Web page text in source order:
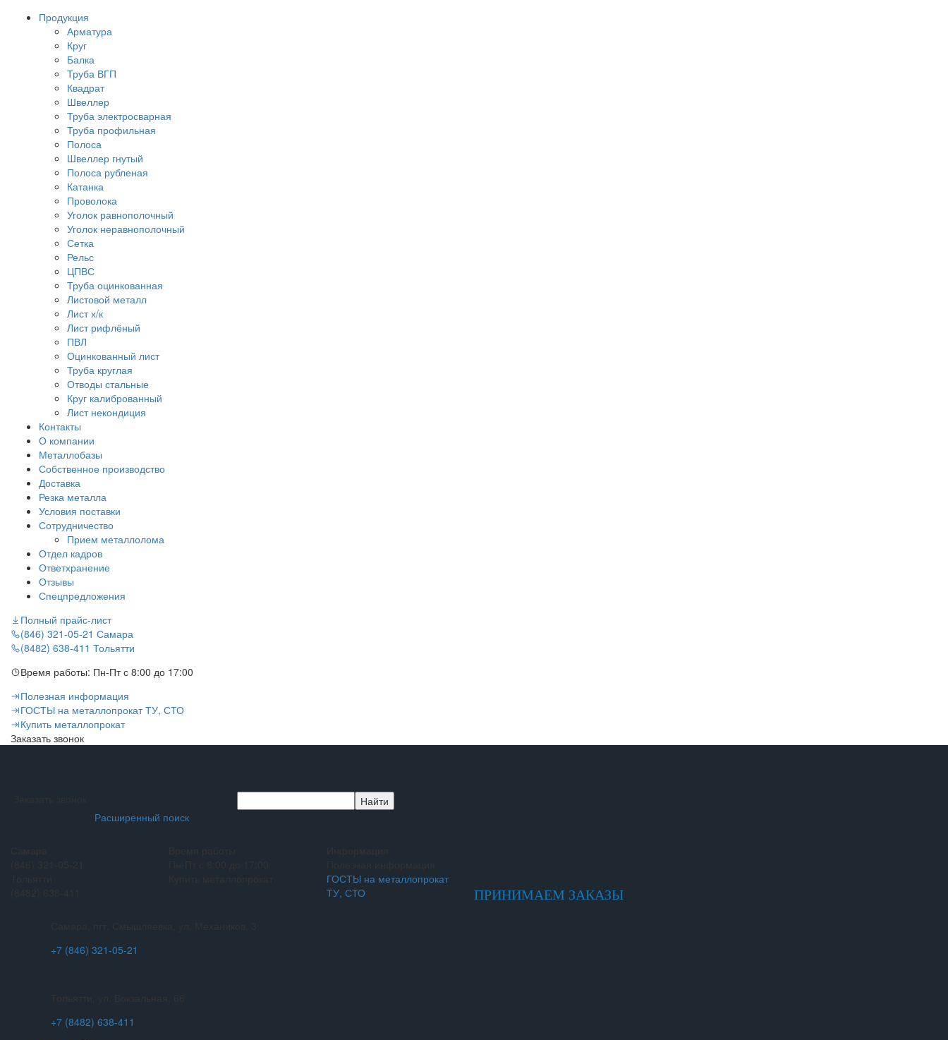
Продукция
Арматура
Круг
Балка
Труба ВГП
Квадрат
Швеллер
Труба электросварная
Труба профильная
Полоса
Швеллер гнутый
Полоса рубленая
Катанка
Проволока
Уголок равнополочный
Уголок неравнополочный
Сетка
Рельс
ЦПВС
Труба оцинкованная
Листовой металл
Лист х/к
Лист рифлёный
ПВЛ
Оцинкованный лист
Труба круглая
Отводы стальные
Круг калиброванный
Лист некондиция
Контакты
О компании
Металлобазы
Собственное производство
Доставка
Резка металла
Условия поставки
Сотрудничество
Прием металлолома
Отдел кадров
Ответхранение
Отзывы
Спецпредложения
Полный прайс-лист
(846) 321-05-21 Самара
(8482) 638-411 Тольятти
Время работы: Пн-Пт с 8:00 до 17:00
Полезная информация
ГОСТЫ на металлопрокат ТУ, СТО
Купить металлопрокат
Заказать звонок
Расширенный поиск
ГОСТЫ на металлопрокат
ТУ, СТО
ПРИНИМАЕМ ЗАКАЗЫ
+7 (846) 321-05-21
+7 (8482) 638-411